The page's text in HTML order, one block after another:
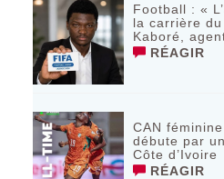
Football : «
la carrière
Kaboré,
RÉAGIR
CAN
débute par
Côte d’Ivoire
RÉAGIR